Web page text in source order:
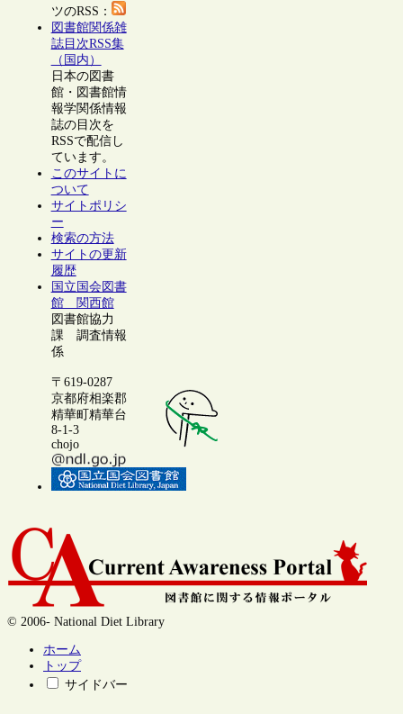
ツのRSS：
図書館関係雑
誌目次RSS集
（国内）
日本の図書
館・図書館情
報学関係情報
誌の目次を
RSSで配信し
ています。
このサイトに
ついて
サイトポリシ
ー
検索の方法
サイトの更新
履歴
国立国会図書
館 関西館
図書館協力
課 調査情報
係
〒619-0287
京都府相楽郡
精華町精華台
8-1-3
chojo
© 2006- National Diet Library
ホーム
トップ
サイドバー